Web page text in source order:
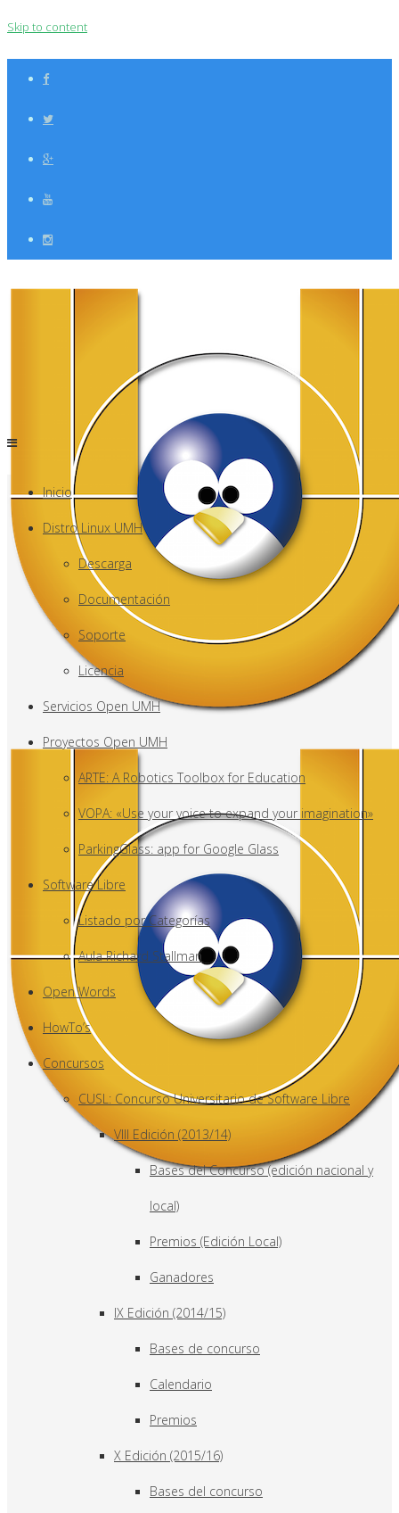
Skip to content
Inicio
Distro Linux UMH
Descarga
Documentación
Soporte
Licencia
Servicios Open UMH
Proyectos Open UMH
ARTE: A Robotics Toolbox for Education
VOPA: «Use your voice to expand your imagination»
ParkingGlass: app for Google Glass
Software Libre
Listado por Categorías
Aula Richard Stallman
Open Words
HowTo’s
Concursos
CUSL: Concurso Universitario de Software Libre
VIII Edición (2013/14)
Bases del Concurso (edición nacional y
local)
Premios (Edición Local)
Ganadores
IX Edición (2014/15)
Bases de concurso
Calendario
Premios
X Edición (2015/16)
Bases del concurso